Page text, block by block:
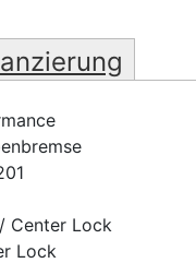
Center Lock
Lock